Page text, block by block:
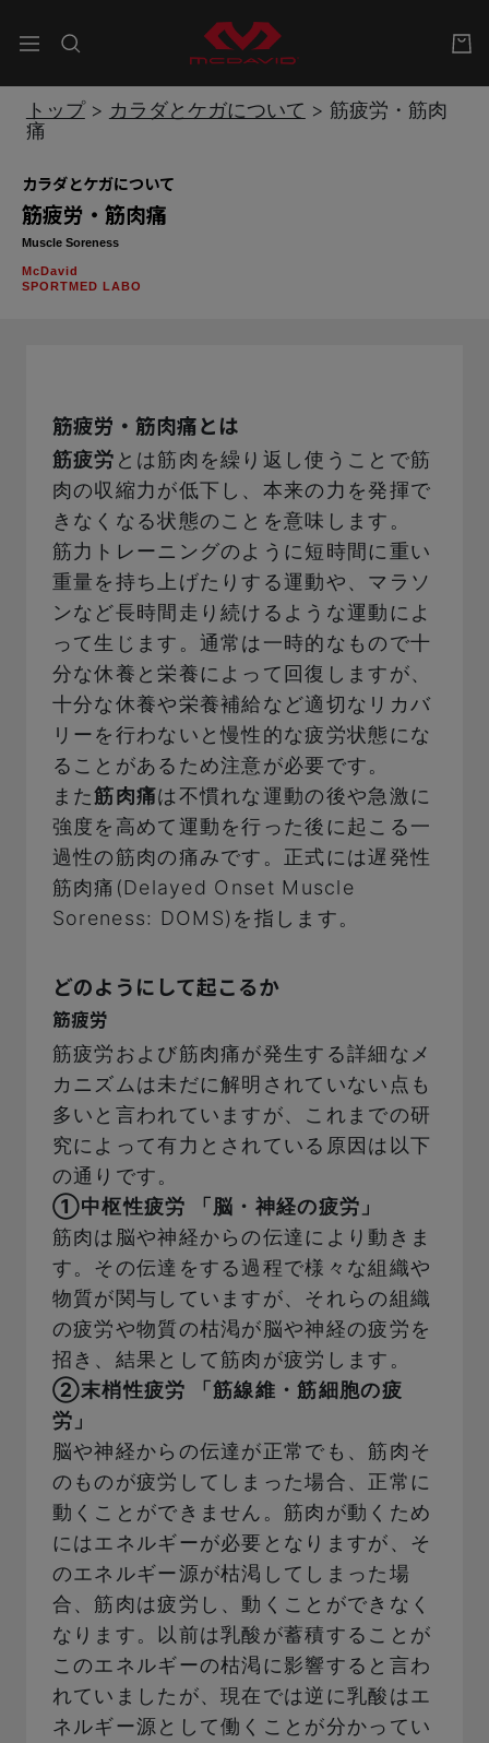
ナ
ゲ
ー
ョ
ン
McDavid
トップ> カラダとケガについて > 筋疲労・筋肉
痛
カラダとケガについて
筋疲労・筋肉痛
Muscle Soreness
McDavid
SPORTMED LABO
筋疲労・筋肉痛とは
筋疲労 とは筋肉を繰り返し使うことで筋
肉の収縮力が低下し、本来の力を発揮で
きなくなる状態のことを意味します。
筋力トレーニングのように短時間に重い
重量を持ち上げたりする運動や、マラソ
ンなど長時間走り続けるような運動によ
って生じます。通常は一時的なもので十
分な休養と栄養によって回復しますが、
十分な休養や栄養補給など適切なリカバ
リーを行わないと慢性的な疲労状態にな
ることがあるため注意が必要です。
また筋肉痛は不慣れな運動の後や急激に
強度を高めて運動を行った後に起こる一
過性の筋肉の痛みです。正式には遅発性
筋肉痛(Delayed Onset Muscle
Soreness: DOMS)を指します。
どのようにして起こるか
筋疲労
筋疲労および筋肉痛が発生する詳細なメ
カニズムは未だに解明されていない点も
多いと言われていますが、これまでの研
究によって有力とされている原因は以下
の通りです。
①中枢性疲労 「脳・神経の疲労」
筋肉は脳や神経からの伝達により動きま
す。その伝達をする過程で様々な組織や
物質が関与していますが、それらの組織
の疲労や物質の枯渇が脳や神経の疲労を
招き、結果として筋肉が疲労します。
②末梢性疲労 「筋線維・筋細胞の疲
労」
脳や神経からの伝達が正常でも、筋肉そ
のものが疲労してしまった場合、正常に
動くことができません。筋肉が動くため
にはエネルギーが必要となりますが、そ
のエネルギー源が枯渇してしまった場
合、筋肉は疲労し、動くことができなく
なります。以前は乳酸が蓄積することが
このエネルギーの枯渇に影響すると言わ
れていましたが、現在では逆に乳酸はエ
ネルギー源として働くことが分かってい